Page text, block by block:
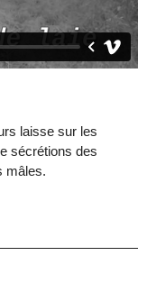
laisse sur les
sécrétions des
mâles.